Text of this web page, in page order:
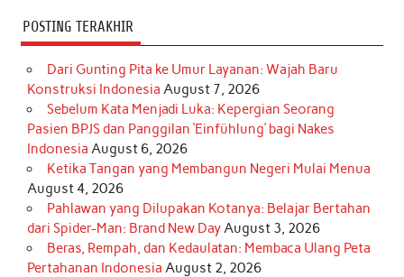
POSTING TERAKHIR
Dari Gunting Pita ke Umur Layanan: Wajah Baru
Konstruksi Indonesia August 7, 2026
Sebelum Kata Menjadi Luka: Kepergian Seorang
Pasien BPJS dan Panggilan ‘Einfühlung’ bagi Nakes
Indonesia August 6, 2026
Ketika Tangan yang Membangun Negeri Mulai Menua
August 4, 2026
Pahlawan yang Dilupakan Kotanya: Belajar Bertahan
dari Spider-Man: Brand New DayAugust 3, 2026
Beras, Rempah, dan Kedaulatan: Membaca Ulang Peta
Pertahanan Indonesia August 2, 2026